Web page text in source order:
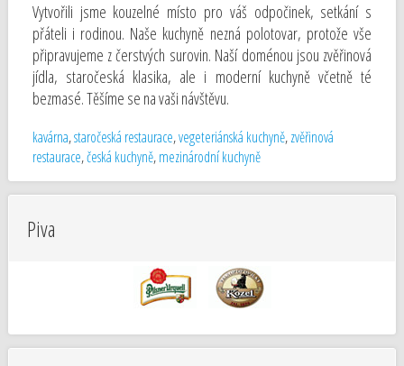
Vytvořili jsme kouzelné místo pro váš odpočinek, setkání s
přáteli i rodinou. Naše kuchyně nezná polotovar, protože vše
připravujeme z čerstvých surovin. Naší doménou jsou zvěřinová
jídla, staročeská klasika, ale i moderní kuchyně včetně té
bezmasé. Těšíme se na vaši návštěvu.
kavárna,staročeská restaurace,vegeteriánská kuchyně,zvěřinová
restaurace,česká kuchyně,mezinárodní kuchyně
Piva